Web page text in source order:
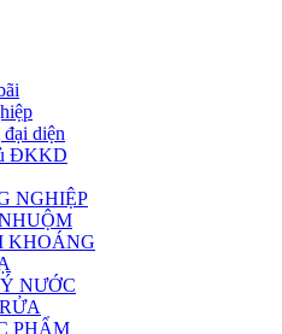
diện
ĐKKD
NGHIỆP
KHOÁNG
NƯỚC
PHẨM